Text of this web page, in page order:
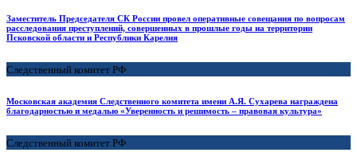
Заместитель Председателя СК России провел оперативные совещания по вопросам
расследования преступлений, совершенных в прошлые годы на территории
Псковской области и Республики Карелия
Следственный комитет РФ
Московская академия Следственного комитета имени А.Я. Сухарева награждена
благодарностью и медалью «Уверенность и решимость – правовая культура»
Следственный комитет РФ